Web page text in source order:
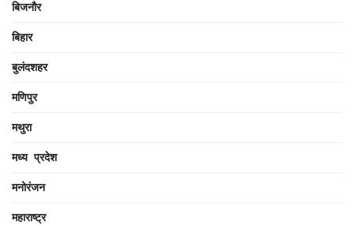
बिजनौर
बिहार
बुलंदशहर
मणिपुर
मथुरा
मध्य प्रदेश
मनोरंजन
महाराष्ट्र